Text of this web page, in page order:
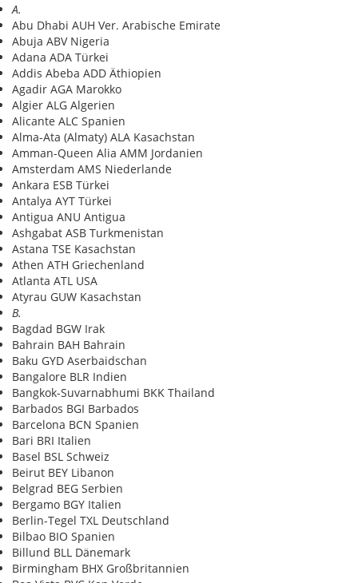
A.
Abu Dhabi AUH Ver. Arabische Emirate
Abuja ABV Nigeria
Adana ADA Türkei
Addis Abeba ADD Äthiopien
Agadir AGA Marokko
Algier ALG Algerien
Alicante ALC Spanien
Alma-Ata (Almaty) ALA Kasachstan
Amman-Queen Alia AMM Jordanien
Amsterdam AMS Niederlande
Ankara ESB Türkei
Antalya AYT Türkei
Antigua ANU Antigua
Ashgabat ASB Turkmenistan
Astana TSE Kasachstan
Athen ATH Griechenland
Atlanta ATL USA
Atyrau GUW Kasachstan
B.
Bagdad BGW Irak
Bahrain BAH Bahrain
Baku GYD Aserbaidschan
Bangalore BLR Indien
Bangkok-Suvarnabhumi BKK Thailand
Barbados BGI Barbados
Barcelona BCN Spanien
Bari BRI Italien
Basel BSL Schweiz
Beirut BEY Libanon
Belgrad BEG Serbien
Bergamo BGY Italien
Berlin-Tegel TXL Deutschland
Bilbao BIO Spanien
Billund BLL Dänemark
Birmingham BHX Großbritannien